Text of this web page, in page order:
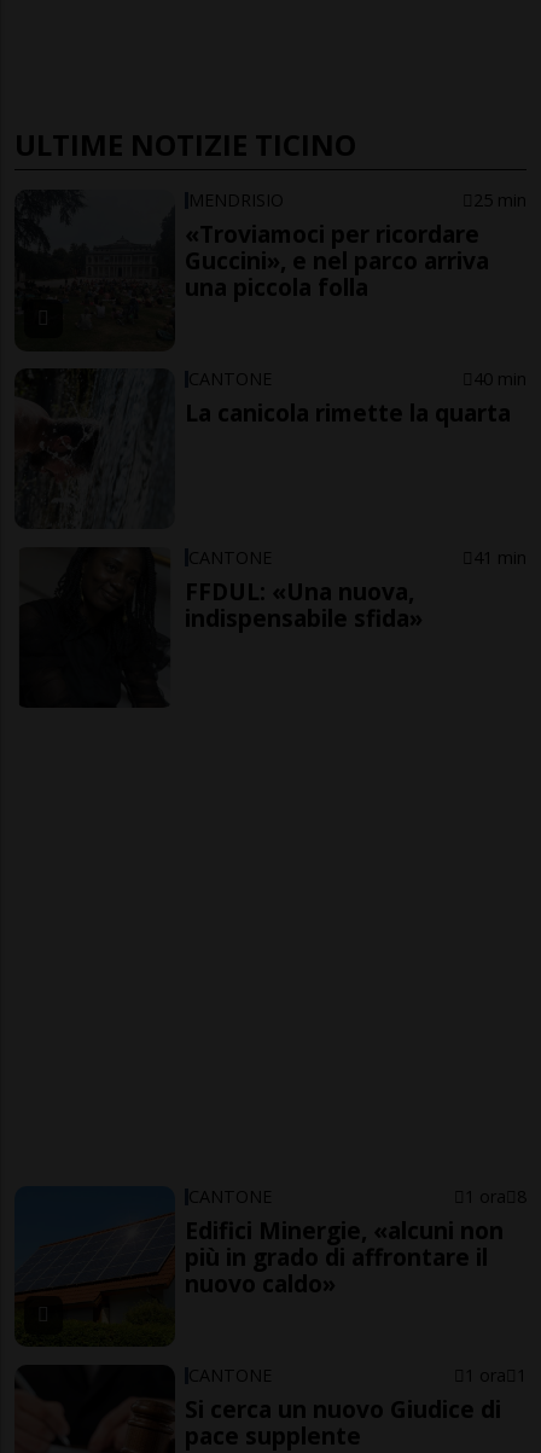
ULTIME NOTIZIE TICINO
MENDRISIO 25 min
«Troviamoci per ricordare
Guccini», e nel parco arriva
una piccola folla
CANTONE 40 min
La canicola rimette la quarta
CANTONE 41 min
FFDUL: «Una nuova,
indispensabile sfida»
CANTONE 1 ora 8
Edifici Minergie, «alcuni non
più in grado di affrontare il
nuovo caldo»
CANTONE 1 ora 1
Si cerca un nuovo Giudice di
pace supplente